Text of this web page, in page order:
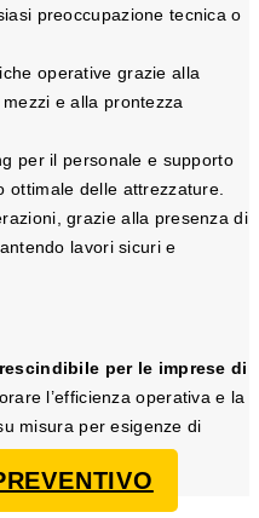
preoccupazione tecnica o
operative grazie alla
e alla prontezza
per il personale e supporto
ottimale delle attrezzature.
grazie alla presenza di
lavori sicuri e
per le imprese di
l’efficienza operativa e la
misura per esigenze di